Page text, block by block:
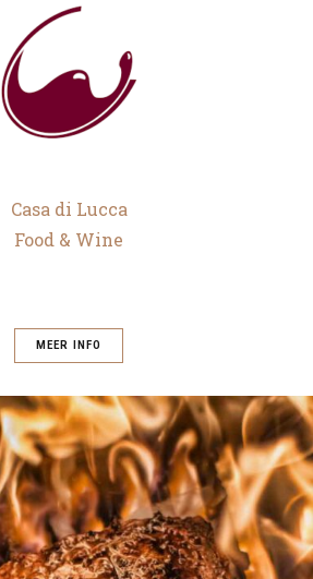
Casa di Lucca
Food & Wine
MEER INFO